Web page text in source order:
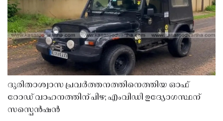
ദുരിതാശ്വാസ പ്രവർത്തനത്തിനെത്തിയ ഓഫ്
റോഡ് വാഹനത്തിന് പിഴ; എംവിഡി ഉദ്യോഗസ്ഥന്
സസ്പെൻഷൻ